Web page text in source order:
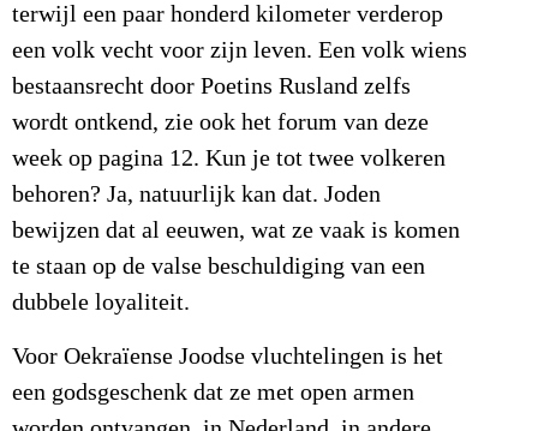
terwijl een paar honderd kilometer verderop
een volk vecht voor zijn leven. Een volk wiens
bestaansrecht door Poetins Rusland zelfs
wordt ontkend, zie ook het forum van deze
week op pagina 12. Kun je tot twee volkeren
behoren? Ja, natuurlijk kan dat. Joden
bewijzen dat al eeuwen, wat ze vaak is komen
te staan op de valse beschuldiging van een
dubbele loyaliteit.
Voor Oekraïense Joodse vluchtelingen is het
een godsgeschenk dat ze met open armen